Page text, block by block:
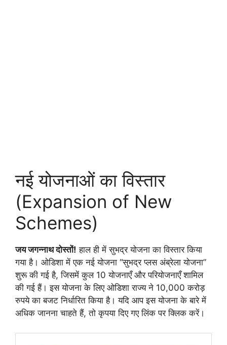
नई योजनाओं का विस्तार
(Expansion of New
Schemes)
जय जगन्नाथ दोस्तों! हाल ही में सुभद्र योजना का विस्तार किया
गया है। ओडिशा में एक नई योजना “सुभद्र प्लस अंब्रेला योजना”
शुरू की गई है, जिसमें कुल 10 योजनाएँ और परियोजनाएँ शामिल
की गई हैं। इस योजना के लिए ओडिशा राज्य ने 10,000 करोड़
रुपये का बजट निर्धारित किया है। यदि आप इस योजना के बारे में
अधिक जानना चाहते हैं, तो कृपया दिए गए लिंक पर क्लिक करें।